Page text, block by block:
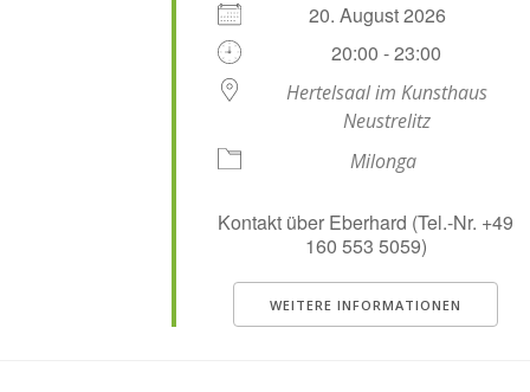
20. August 2026
20:00 - 23:00
Hertelsaal im Kunsthaus
Neustrelitz
Milonga
Kontakt über Eberhard (Tel.-Nr. +49
160 553 5059)
WEITERE INFORMATIONEN